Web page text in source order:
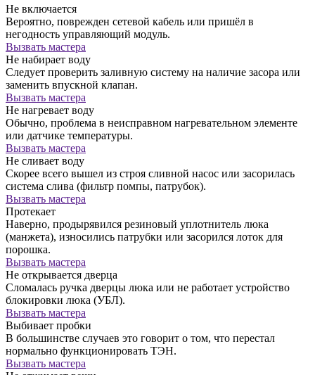
Не включается
Вероятно, поврежден сетевой кабель или пришёл в
негодность управляющий модуль.
Вызвать мастера
Не набирает воду
Следует проверить заливную систему на наличие засора или
заменить впускной клапан.
Вызвать мастера
Не нагревает воду
Обычно, проблема в неисправном нагревательном элементе
или датчике температуры.
Вызвать мастера
Не сливает воду
Скорее всего вышел из строя сливной насос или засорилась
система слива (фильтр помпы, патрубок).
Вызвать мастера
Протекает
Наверно, продырявился резиновый уплотнитель люка
(манжета), износились патрубки или засорился лоток для
порошка.
Вызвать мастера
Не открывается дверца
Сломалась ручка дверцы люка или не работает устройство
блокировки люка (УБЛ).
Вызвать мастера
Выбивает пробки
В большинстве случаев это говорит о том, что перестал
нормально функционировать ТЭН.
Вызвать мастера